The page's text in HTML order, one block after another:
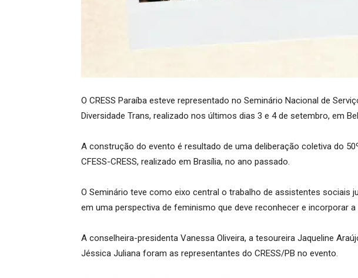
O CRESS Paraíba esteve representado no Seminário Nacional de
Diversidade Trans, realizado nos últimos dias 3 e 4 de setembro, em
A construção do evento é resultado de uma deliberação coletiva do
CFESS-CRESS, realizado em Brasília, no ano passado.
O Seminário teve como eixo central o trabalho de assistentes sociais
em uma perspectiva de feminismo que deve reconhecer e incorporar a
A conselheira-presidenta Vanessa Oliveira, a tesoureira Jaqueline
Jéssica Juliana foram as representantes do CRESS/PB no evento.